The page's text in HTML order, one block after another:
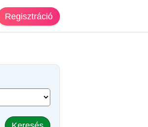
Regisztráció